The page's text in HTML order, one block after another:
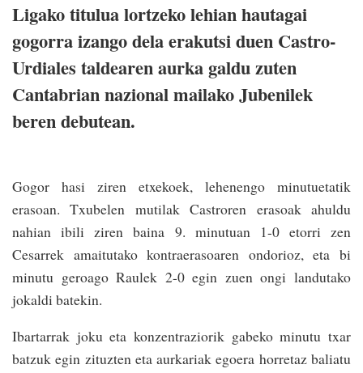
Ligako titulua lortzeko lehian hautagai
gogorra izango dela erakutsi duen Castro-
Urdiales taldearen aurka galdu zuten
Cantabrian nazional mailako Jubenilek
beren debutean.
Gogor hasi ziren etxekoek, lehenengo minutuetatik
erasoan. Txubelen mutilak Castroren erasoak ahuldu
nahian ibili ziren baina 9. minutuan 1-0 etorri zen
Cesarrek amaitutako kontraerasoaren ondorioz, eta bi
minutu geroago Raulek 2-0 egin zuen ongi landutako
jokaldi batekin.
Ibartarrak joku eta konzentraziorik gabeko minutu txar
batzuk egin zituzten eta aurkariak egoera horretaz baliatu